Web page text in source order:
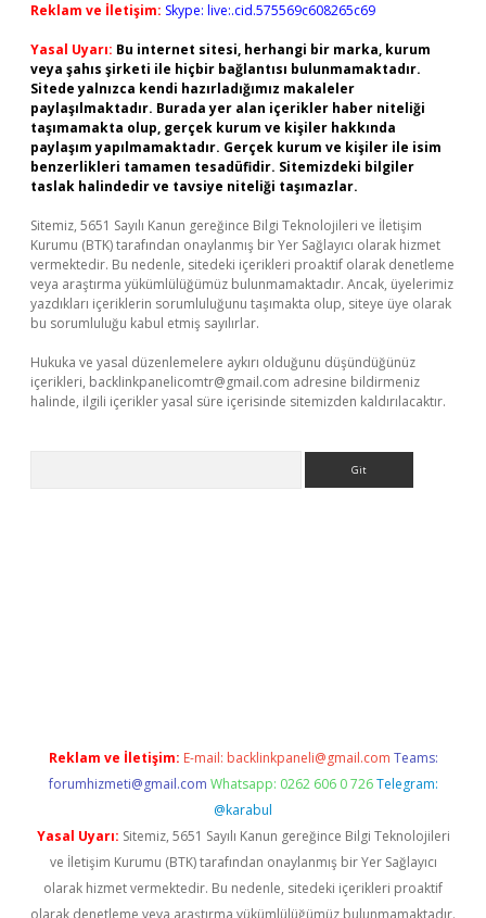
Reklam ve İletişim: Skype: live:.cid.575569c608265c69
Yasal Uyarı: Bu internet sitesi, herhangi bir marka, kurum
veya şahıs şirketi ile hiçbir bağlantısı bulunmamaktadır.
Sitede yalnızca kendi hazırladığımız makaleler
paylaşılmaktadır. Burada yer alan içerikler haber niteliği
taşımamakta olup, gerçek kurum ve kişiler hakkında
paylaşım yapılmamaktadır. Gerçek kurum ve kişiler ile isim
benzerlikleri tamamen tesadüfidir. Sitemizdeki bilgiler
taslak halindedir ve tavsiye niteliği taşımazlar.
Sitemiz, 5651 Sayılı Kanun gereğince Bilgi Teknolojileri ve İletişim
Kurumu (BTK) tarafından onaylanmış bir Yer Sağlayıcı olarak hizmet
vermektedir. Bu nedenle, sitedeki içerikleri proaktif olarak denetleme
veya araştırma yükümlülüğümüz bulunmamaktadır. Ancak, üyelerimiz
yazdıkları içeriklerin sorumluluğunu taşımakta olup, siteye üye olarak
bu sorumluluğu kabul etmiş sayılırlar.
Hukuka ve yasal düzenlemelere aykırı olduğunu düşündüğünüz
içerikleri, backlinkpanelicomtr@gmail.com adresine bildirmeniz
halinde, ilgili içerikler yasal süre içerisinde sitemizden kaldırılacaktır.
Reklam ve İletişim: E-mail: backlinkpaneli@gmail.com Teams:
forumhizmeti@gmail.com Whatsapp: 0262 606 0 726 Telegram:
@karabul
Yasal Uyarı: Sitemiz, 5651 Sayılı Kanun gereğince Bilgi Teknolojileri
ve İletişim Kurumu (BTK) tarafından onaylanmış bir Yer Sağlayıcı
olarak hizmet vermektedir. Bu nedenle, sitedeki içerikleri proaktif
olarak denetleme veya araştırma yükümlülüğümüz bulunmamaktadır.